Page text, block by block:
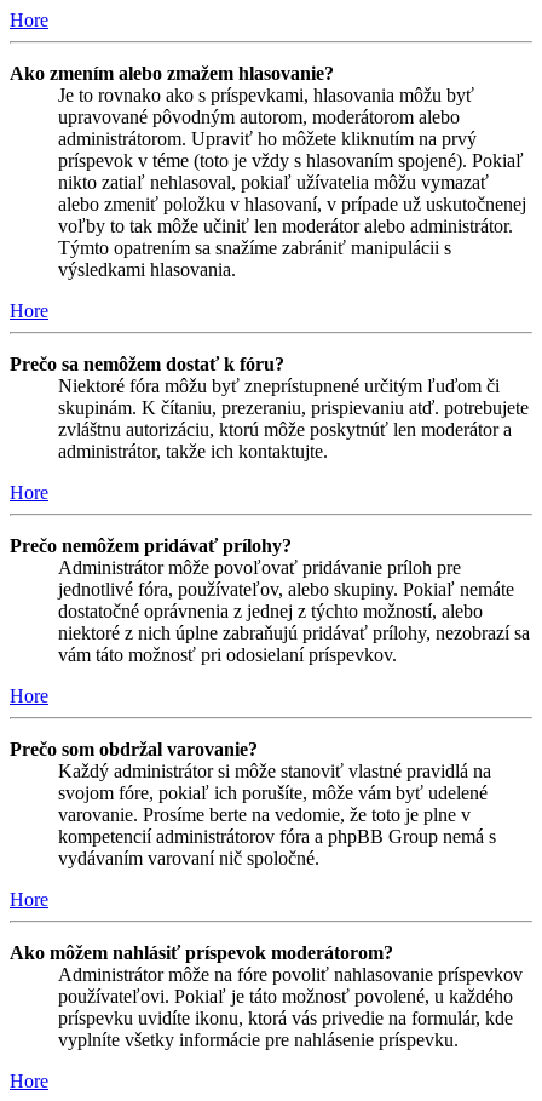
Hore
Ako zmením alebo zmažem hlasovanie?
Je to rovnako ako s príspevkami, hlasovania môžu byť
upravované pôvodným autorom, moderátorom alebo
administrátorom. Upraviť ho môžete kliknutím na prvý
príspevok v téme (toto je vždy s hlasovaním spojené). Pokiaľ
nikto zatiaľ nehlasoval, pokiaľ užívatelia môžu vymazať
alebo zmeniť položku v hlasovaní, v prípade už uskutočnenej
voľby to tak môže učiniť len moderátor alebo administrátor.
Týmto opatrením sa snažíme zabrániť manipulácii s
výsledkami hlasovania.
Hore
Prečo sa nemôžem dostať k fóru?
Niektoré fóra môžu byť zneprístupnené určitým ľuďom či
skupinám. K čítaniu, prezeraniu, prispievaniu atď. potrebujete
zvláštnu autorizáciu, ktorú môže poskytnúť len moderátor a
administrátor, takže ich kontaktujte.
Hore
Prečo nemôžem pridávať prílohy?
Administrátor môže povoľovať pridávanie príloh pre
jednotlivé fóra, používateľov, alebo skupiny. Pokiaľ nemáte
dostatočné oprávnenia z jednej z týchto možností, alebo
niektoré z nich úplne zabraňujú pridávať prílohy, nezobrazí sa
vám táto možnosť pri odosielaní príspevkov.
Hore
Prečo som obdržal varovanie?
Každý administrátor si môže stanoviť vlastné pravidlá na
svojom fóre, pokiaľ ich porušíte, môže vám byť udelené
varovanie. Prosíme berte na vedomie, že toto je plne v
kompetencií administrátorov fóra a phpBB Group nemá s
vydávaním varovaní nič spoločné.
Hore
Ako môžem nahlásiť príspevok moderátorom?
Administrátor môže na fóre povoliť nahlasovanie príspevkov
používateľovi. Pokiaľ je táto možnosť povolené, u každého
príspevku uvidíte ikonu, ktorá vás privedie na formulár, kde
vyplníte všetky informácie pre nahlásenie príspevku.
Hore